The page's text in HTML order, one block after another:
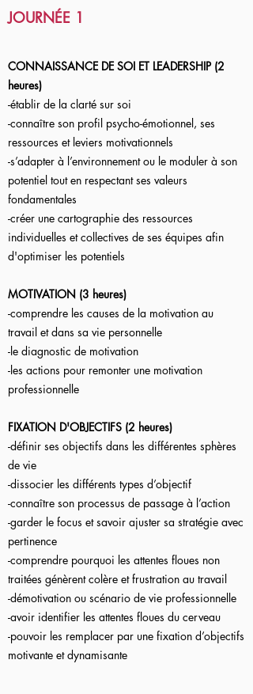
JOURNÉE 1
CONNAISSANCE DE SOI ET LEADERSHIP (2
heures)
-établir de la clarté sur soi
-connaître son profil psycho-émotionnel, ses
ressources et leviers motivationnels
-s’adapter à l’environnement ou le moduler à son
potentiel tout en respectant ses valeurs
fondamentales
-créer une cartographie des ressources
individuelles et collectives de ses équipes afin
d'optimiser les potentiels
MOTIVATION (3 heures)
-comprendre les causes de la motivation au
travail et dans sa vie personnelle
-le diagnostic de motivation
-les actions pour remonter une motivation
professionnelle
FIXATION D'OBJECTIFS (2 heures)
-définir ses objectifs dans les différentes sphères
de vie
-dissocier les différents types d’objectif
-connaître son processus de passage à l’action
-garder le focus et savoir ajuster sa stratégie avec
pertinence
-comprendre pourquoi les attentes floues non
traitées génèrent colère et frustration au travail
-démotivation ou scénario de vie professionnelle
-avoir identifier les attentes floues du cerveau
-pouvoir les remplacer par une fixation d’objectifs
motivante et dynamisante